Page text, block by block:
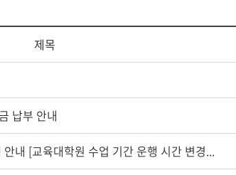
제목
납부 안내
내 [교육대학원 수업 기간 운행 시간 변경...